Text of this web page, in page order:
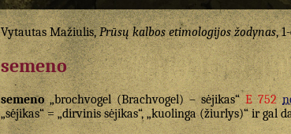
Vytautas Mažiulis,Prūsų kalbos etimologijos žodynas,
semeno
semeno„brochvogel (Brachvogel) – sėjikas“E 752
„sėjikas“ = „dirvinis sėjikas“, „kuolinga (žiurlys)“ ir gal